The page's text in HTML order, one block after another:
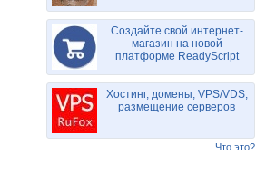
Создайте свой интернет-
магазин на новой
платформе ReadyScript
Хостинг, домены, VPS/VDS,
размещение серверов
Что это?